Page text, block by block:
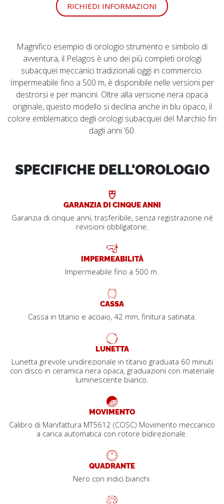
RICHIEDI INFORMAZIONI
Magnifico esempio di orologio‑strumento e simbolo di
avventura, il Pelagos è uno dei più completi orologi
subacquei meccanici tradizionali oggi in commercio.
Impermeabile fino a 500 m, è disponibile nelle versioni per
destrorsi e per mancini. Oltre alla versione nera opaca
originale, questo modello si declina anche in blu opaco, il
colore emblematico degli orologi subacquei del Marchio fin
dagli anni ’60.
SPECIFICHE DELL'OROLOGIO
GARANZIA DI CINQUE ANNI
Garanzia di cinque anni, trasferibile, senza registrazione né
revisioni obbligatorie.
IMPERMEABILITÀ
Impermeabile fino a 500 m.
CASSA
Cassa in titanio e acciaio, 42 mm, finitura satinata.
LUNETTA
Lunetta girevole unidirezionale in titanio graduata 60 minuti
con disco in ceramica nera opaca, graduazioni con materiale
luminescente bianco.
MOVIMENTO
Calibro di Manifattura MT5612 (COSC) Movimento meccanico
a carica automatica con rotore bidirezionale.
QUADRANTE
Nero con indici bianchi.